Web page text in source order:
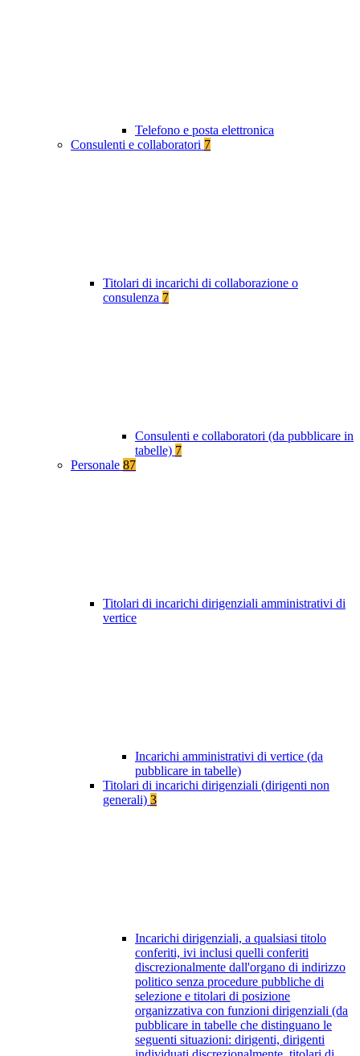
Telefono e posta elettronica
Consulenti e collaboratori 7
Titolari di incarichi di collaborazione o
consulenza 7
Consulenti e collaboratori (da pubblicare in
tabelle) 7
Personale 87
Titolari di incarichi dirigenziali amministrativi di
vertice
Incarichi amministrativi di vertice (da
pubblicare in tabelle)
Titolari di incarichi dirigenziali (dirigenti non
generali) 3
Incarichi dirigenziali, a qualsiasi titolo
conferiti, ivi inclusi quelli conferiti
discrezionalmente dall'organo di indirizzo
politico senza procedure pubbliche di
selezione e titolari di posizione
organizzativa con funzioni dirigenziali (da
pubblicare in tabelle che distinguano le
seguenti situazioni: dirigenti, dirigenti